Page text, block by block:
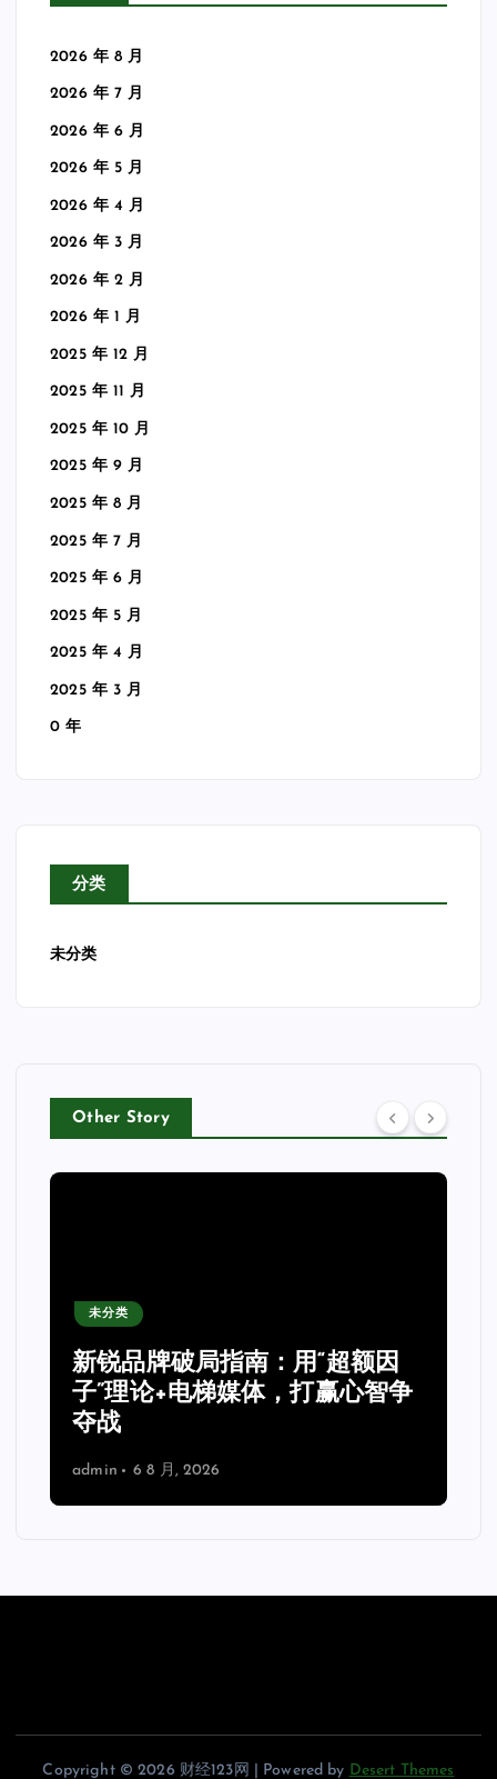
2026 年 8 月
2026 年 7 月
2026 年 6 月
2026 年 5 月
2026 年 4 月
2026 年 3 月
2026 年 2 月
2026 年 1 月
2025 年 12 月
2025 年 11 月
2025 年 10 月
2025 年 9 月
2025 年 8 月
2025 年 7 月
2025 年 6 月
2025 年 5 月
2025 年 4 月
2025 年 3 月
0 年
分类
未分类
Other Story
未分类
新锐品牌破局指南：用“超额因
子”理论+电梯媒体，打赢心智争
夺战
admin 6 8 月, 2026
Copyright © 2026 财经123网 | Powered by Desert Themes